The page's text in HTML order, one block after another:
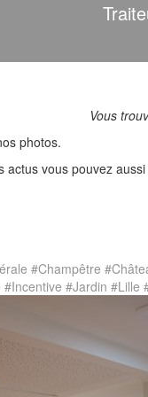
Vous
photos.
actus vous pouvez
#Champêtre
#Incentive #Jardin #Lille